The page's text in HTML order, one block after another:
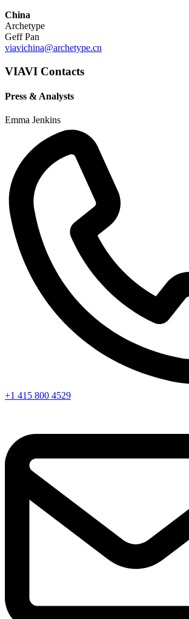
China
Archetype
Geff Pan
viavichina@archetype.cn
VIAVI Contacts
Press & Analysts
Emma Jenkins
+1 415 800 4529